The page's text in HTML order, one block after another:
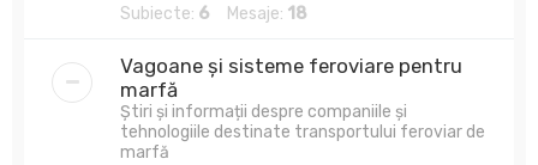
Subiecte: 6 Mesaje: 18
Vagoane și sisteme feroviare pentru
marfă
Știri și informații despre companiile și
tehnologiile destinate transportului feroviar de
marfă